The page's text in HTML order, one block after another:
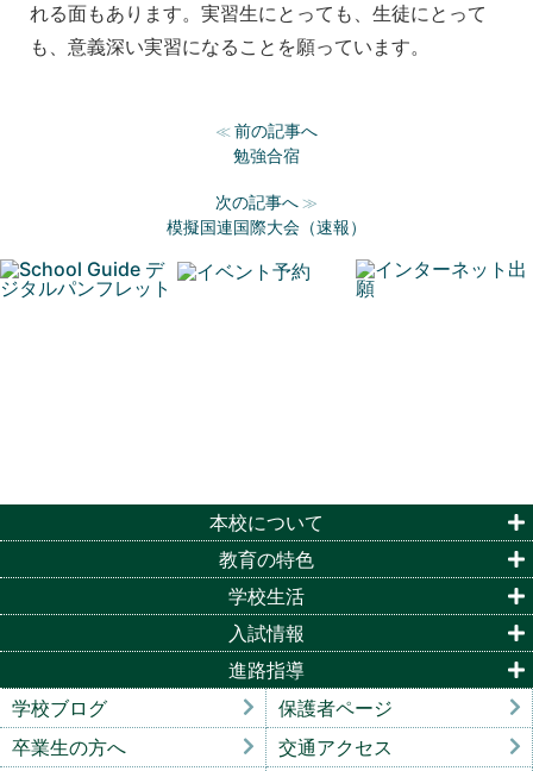
れる面もあります。実習生にとっても、生徒にとって
も、意義深い実習になることを願っています。
≪ 前の記事へ
勉強合宿
次の記事へ ≫
模擬国連国際大会（速報）
本校について
教育の特色
学校生活
入試情報
進路指導
学校ブログ
保護者ページ
卒業生の方へ
交通アクセス